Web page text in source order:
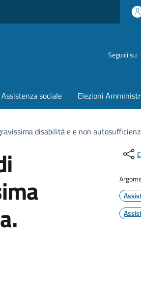
Seguici su
Assistenza sociale
disabilità e e non